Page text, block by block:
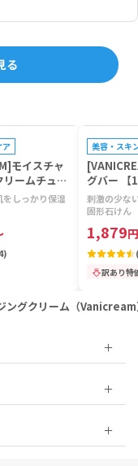
る
ア
モイスチャ
ームチュー
本113g】
しっかり保湿
)
美容・スキ
グバー 【
刺激の少な
固形石けん
1,879円
訳あり特
ングクリーム（